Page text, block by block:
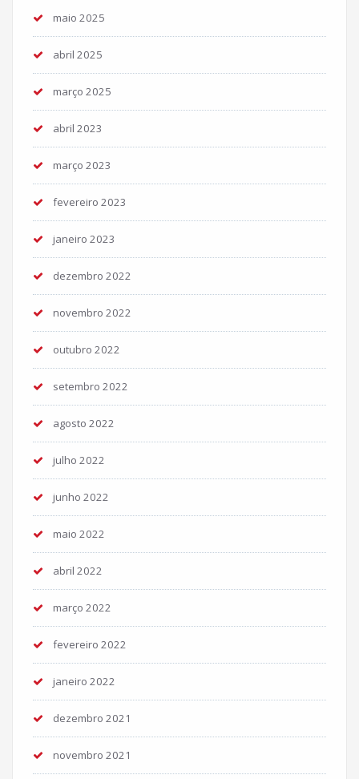
maio 2025
abril 2025
março 2025
abril 2023
março 2023
fevereiro 2023
janeiro 2023
dezembro 2022
novembro 2022
outubro 2022
setembro 2022
agosto 2022
julho 2022
junho 2022
maio 2022
abril 2022
março 2022
fevereiro 2022
janeiro 2022
dezembro 2021
novembro 2021